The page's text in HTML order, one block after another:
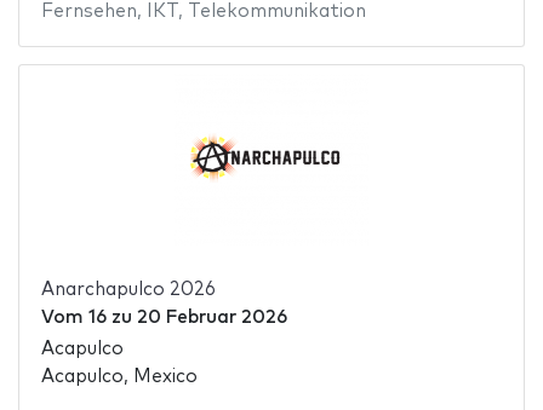
Fernsehen, IKT , Telekommunikation
Anarchapulco 2026
Vom 16zu 20 Februar 2026
Acapulco
Acapulco, Mexico